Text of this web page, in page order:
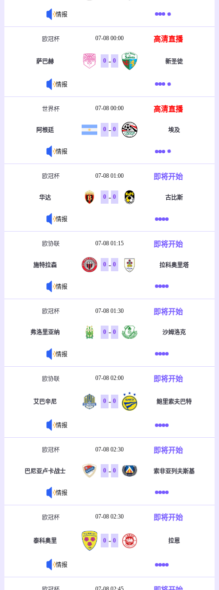
情报
欧冠杯 07-08 00:00 高清直播
萨巴赫 0 - 0 新圣徒
情报
世界杯 07-08 00:00 高清直播
阿根廷 0 - 0 埃及
情报
欧冠杯 07-08 01:00 即将开始
华达 0 - 0 古比斯
情报
欧协联 07-08 01:15 即将开始
施特拉森 0 - 0 拉科奥里塔
情报
欧冠杯 07-08 01:30 即将开始
弗洛里亚纳 0 - 0 沙姆洛克
情报
欧协联 07-08 02:00 即将开始
艾巴辛尼 0 - 0 鲍里索夫巴特
情报
欧冠杯 07-08 02:30 即将开始
巴尼亚卢卡战士 0 - 0 索非亚列夫斯基
情报
欧冠杯 07-08 02:30 即将开始
泰科奥里 0 - 0 拉恩
情报